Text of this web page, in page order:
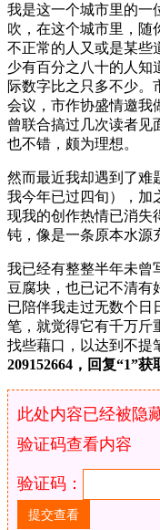
我是这一个城市里的一
吹，在这个城市里，随
不正常的人又或是某些
少有百分之八十的人知
际数字比之只多不少。
会议，市作协盛情邀我
曾联合搞过几次读者见
也不错，颇为理想。
然而最近我却遇到了难
我今年已过四旬），加
现我的创作热情已消失
钝，像是一条原本水源
我已经有整整半年未曾
豆腐块，也已记不清有
已陪伴我走过无数个日
笔，就觉得它有千万斤
找些藉口，以达到不提
209152664，回复“1”
此处内容已经被隐
验证码查看内容
验证码：